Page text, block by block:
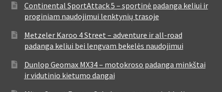
Continental SportAttack 5 – sportinė padanga keliui ir
proginiam naudojimui lenktynių trasoje
Metzeler Karoo 4 Street – adventure ir all-road
padanga keliui bei lengvam bekelės naudojimui
Dunlop Geomax MX34 – motokroso padanga minkštai
ir vidutinio kietumo dangai